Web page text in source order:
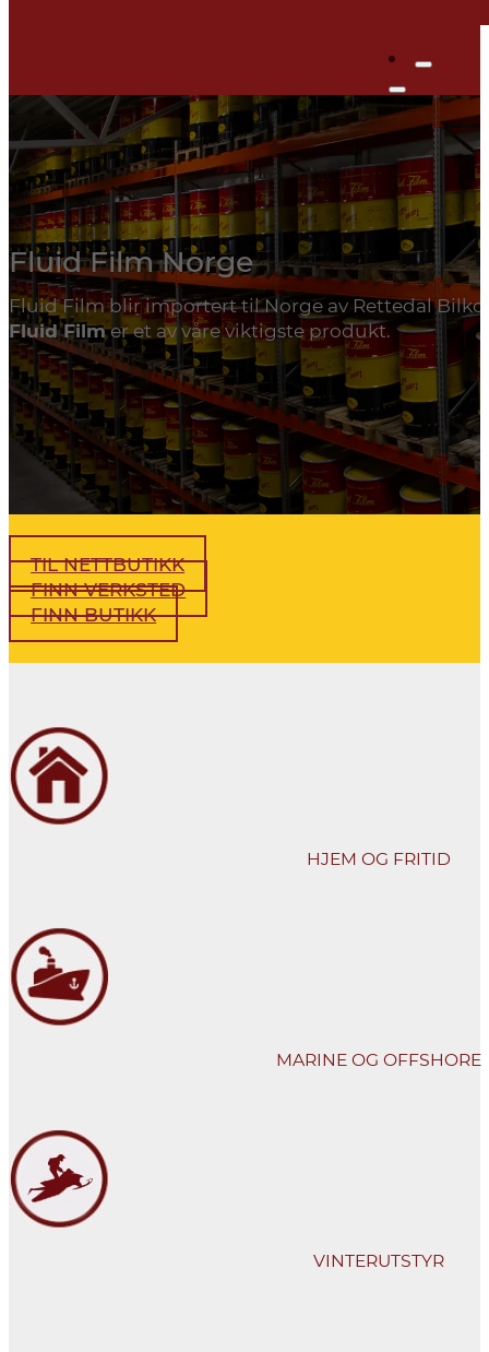
Fluid Film Norge
Fluid Film blir importert til Norge av Rettedal
Fluid Filmer et av våre viktigste produkt.
TIL NETTBUTIKK
FINN VERKSTED
FINN BUTIKK
HJEM OG FRITID
MARINE OG OFFSHORE
VINTERUTSTYR